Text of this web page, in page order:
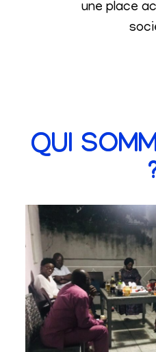
une place
QUI